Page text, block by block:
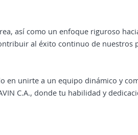
así como un enfoque riguroso
al éxito continuo de nuestros
en unirte a un equipo dinámico y
C.A., donde tu habilidad y